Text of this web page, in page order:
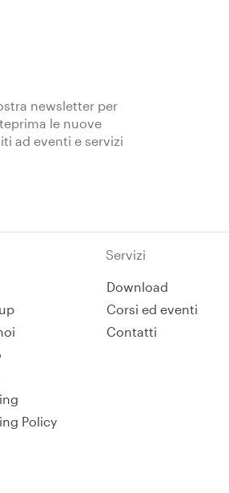
newsletter per
le nuove
ad eventi e servizi
Policy
Servizi
Download
Corsi ed eventi
Contatti